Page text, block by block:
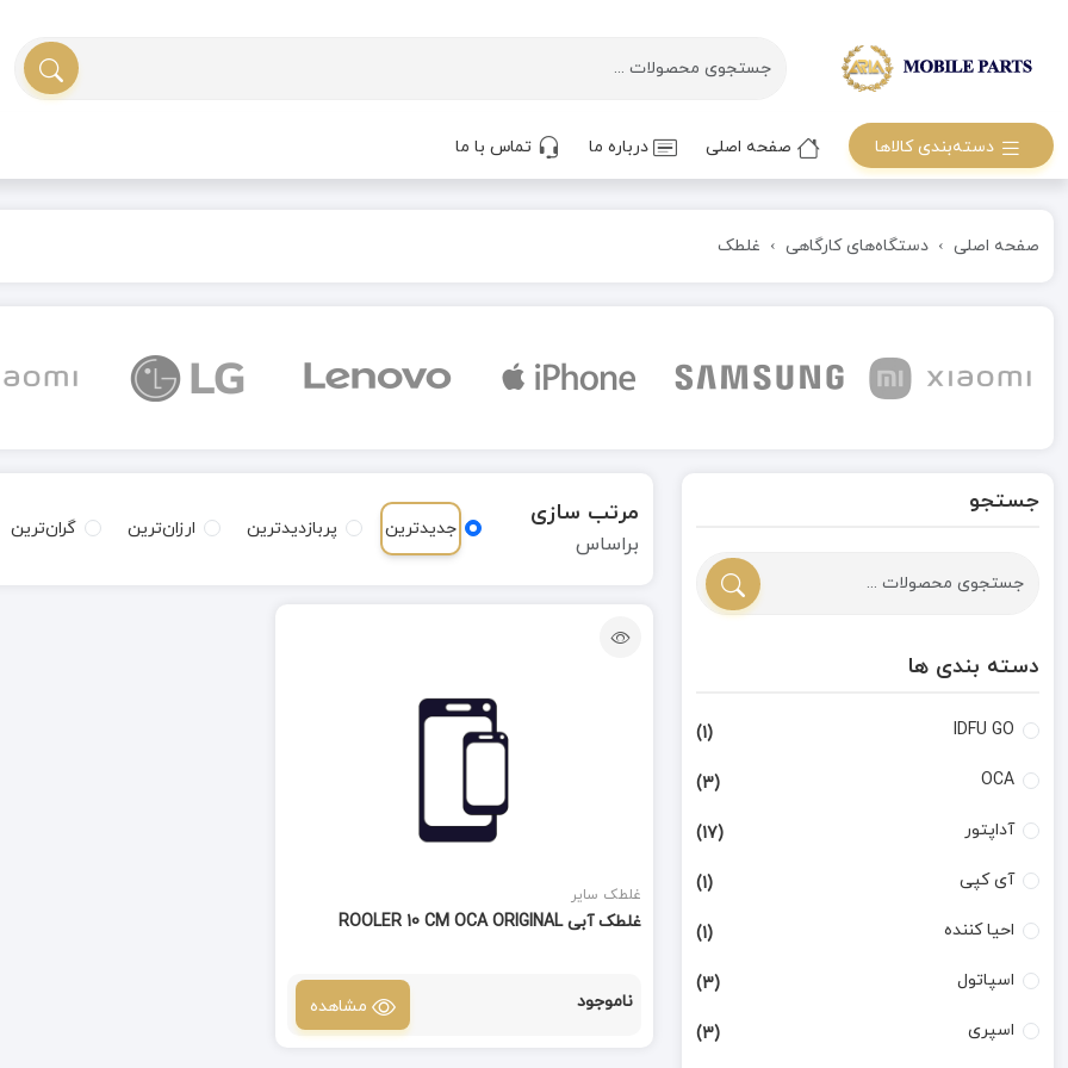
دسته‌بندی کالاها صفحه اصلی درباره ما تماس با ما
صفحه اصلی دستگاه‌های کارگاهی غلطک
جستجو
دسته بندی ها
IDFU GO
(1)
OCA
(3)
آداپتور (17)
آی کپی (1)
احیا کننده (1)
اسپاتول (3)
اسپری (3)
مرتب سازی
براساس
جدیدترین پربازدیدترین ارزان‌ترین گران‌ترین
غلطک سایر
غلطک آبی ROOLER 10 CM OCA ORIGINAL
ناموجود مشاهده